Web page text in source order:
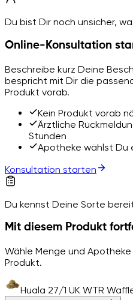
Du bist Dir noch unsicher,
Online-Konsultation
Beschreibe kurz Deine
bespricht mit Dir die
Produkt vorab.
Kein Produkt vorab
Ärztliche
Stunden
Apotheke wählst Du
Konsultation starten
Du kennst Deine Sorte
Mit diesem Produkt
Wähle Menge und
Produkt.
Huala 27/1 UK WTR